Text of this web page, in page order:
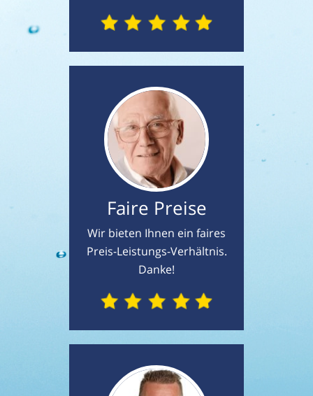
Faire Preise
Wir bieten Ihnen ein faires
Preis-Leistungs-Verhältnis.
Danke!